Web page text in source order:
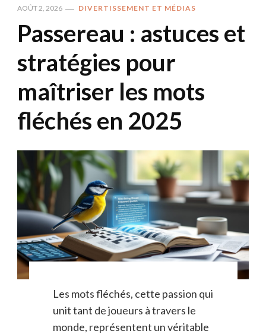
AOÛT 2, 2026 DIVERTISSEMENT ET MÉDIAS
Passereau : astuces et
stratégies pour
maîtriser les mots
fléchés en 2025
Les mots fléchés, cette passion qui
unit tant de joueurs à travers le
monde, représentent un véritable